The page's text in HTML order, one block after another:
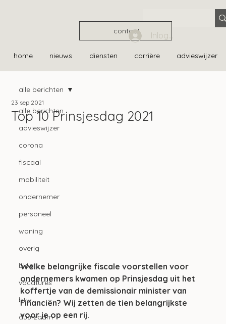
contact
home nieuws diensten carrière advieswijzer
Inloggen
alle berichten
advieswijzer
corona
fiscaal
mobiliteit
ondernemer
personeel
woning
overig
blog
vacatures
btw
duurzaam
alle berichten
Top 10 Prinsjesdag 2021
23 sep 2021
Welke belangrijke fiscale voorstellen voor
ondernemers kwamen op Prinsjesdag uit het
koffertje van de demissionair minister van
Financiën? Wij zetten de tien belangrijkste
voor je op een rij.